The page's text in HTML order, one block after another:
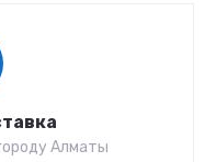
Алматы